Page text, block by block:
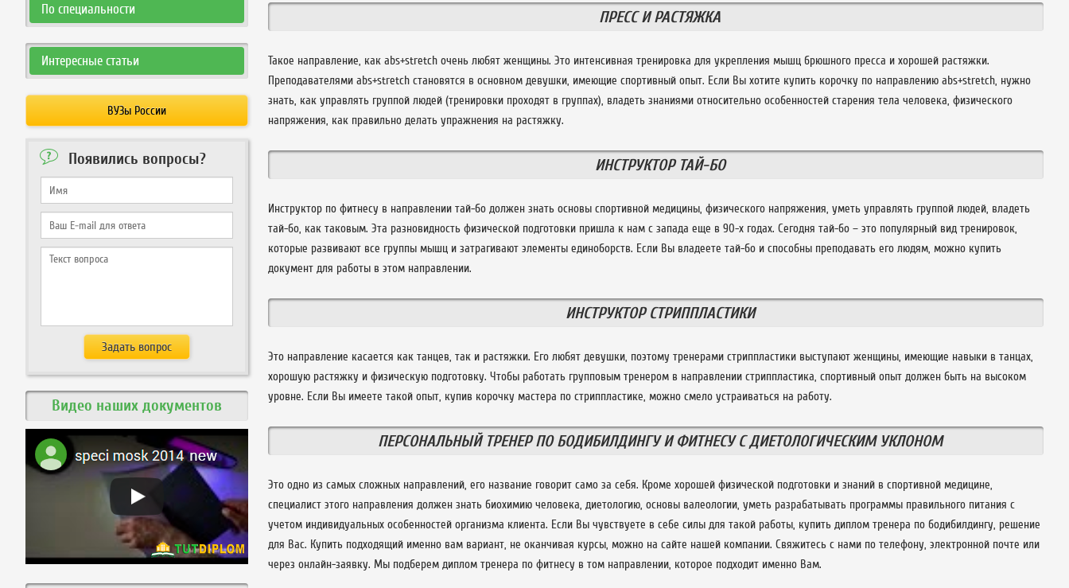
ПРЕСС И РАСТЯЖКА
Такое направление, как abs+stretch очень любят женщины. Это интенсивная тренировка для укрепления мышц брюшного пресса и хорошей растяжки.
Преподавателями abs+stretch становятся в основном девушки, имеющие спортивный опыт. Если Вы хотите купить корочку по направлению abs+stretch, нужно
знать, как управлять группой людей (тренировки проходят в группах), владеть знаниями относительно особенностей старения тела человека, физического
напряжения, как правильно делать упражнения на растяжку.
ИНСТРУКТОР ТАЙ-БО
Инструктор по фитнесу в направлении тай-бо должен знать основы спортивной медицины, физического напряжения, уметь управлять группой людей, владеть
тай-бо, как таковым. Эта разновидность физической подготовки пришла к нам с запада еще в 90-х годах. Сегодня тай-бо – это популярный вид тренировок,
которые развивают все группы мышц и затрагивают элементы единоборств. Если Вы владеете тай-бо и способны преподавать его людям, можно купить
документ для работы в этом направлении.
ИНСТРУКТОР СТРИППЛАСТИКИ
Это направление касается как танцев, так и растяжки. Его любят девушки, поэтому тренерами стриппластики выступают женщины, имеющие навыки в танцах,
хорошую растяжку и физическую подготовку. Чтобы работать групповым тренером в направлении стриппластика, спортивный опыт должен быть на высоком
уровне. Если Вы имеете такой опыт, купив корочку мастера по стриппластике, можно смело устраиваться на работу.
ПЕРСОНАЛЬНЫЙ ТРЕНЕР ПО БОДИБИЛДИНГУ И ФИТНЕСУ С ДИЕТОЛОГИЧЕСКИМ УКЛОНОМ
Это одно из самых сложных направлений, его название говорит само за себя. Кроме хорошей физической подготовки и знаний в спортивной медицине,
специалист этого направления должен знать биохимию человека, диетологию, основы валеологии, уметь разрабатывать программы правильного питания с
учетом индивидуальных особенностей организма клиента. Если Вы чувствуете в себе силы для такой работы, купить диплом тренера по бодибилдингу, решение
для Вас. Купить подходящий именно вам вариант, не оканчивая курсы, можно на сайте нашей компании. Свяжитесь с нами по телефону, электронной почте или
через онлайн-заявку. Мы подберем диплом тренера по фитнесу в том направлении, которое подходит именно Вам.
По специальности
Интересные статьи
ВУЗы России
Появились вопросы?
Видео наших документов